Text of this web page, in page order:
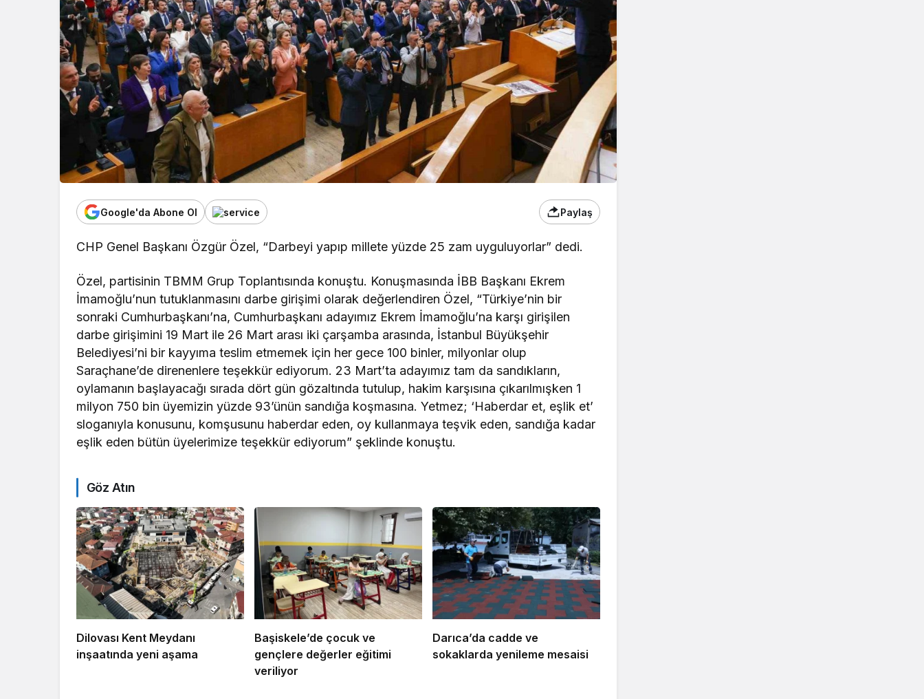
Google'da Abone Ol Paylaş
CHP Genel Başkanı Özgür Özel, “Darbeyi yapıp millete yüzde 25 zam uyguluyorlar” dedi.
Özel, partisinin TBMM Grup Toplantısında konuştu. Konuşmasında İBB Başkanı Ekrem
İmamoğlu’nun tutuklanmasını darbe girişimi olarak değerlendiren Özel, “Türkiye’nin bir
sonraki Cumhurbaşkanı’na, Cumhurbaşkanı adayımız Ekrem İmamoğlu’na karşı girişilen
darbe girişimini 19 Mart ile 26 Mart arası iki çarşamba arasında, İstanbul Büyükşehir
Belediyesi’ni bir kayyıma teslim etmemek için her gece 100 binler, milyonlar olup
Saraçhane’de direnenlere teşekkür ediyorum. 23 Mart’ta adayımız tam da sandıkların,
oylamanın başlayacağı sırada dört gün gözaltında tutulup, hakim karşısına çıkarılmışken 1
milyon 750 bin üyemizin yüzde 93’ünün sandığa koşmasına. Yetmez; ‘Haberdar et, eşlik et’
sloganıyla konusunu, komşusunu haberdar eden, oy kullanmaya teşvik eden, sandığa kadar
eşlik eden bütün üyelerimize teşekkür ediyorum” şeklinde konuştu.
Göz Atın
Dilovası Kent Meydanı
inşaatında yeni aşama
Başiskele’de çocuk ve
gençlere değerler eğitimi
veriliyor
Darıca’da cadde ve
sokaklarda yenileme mesaisi